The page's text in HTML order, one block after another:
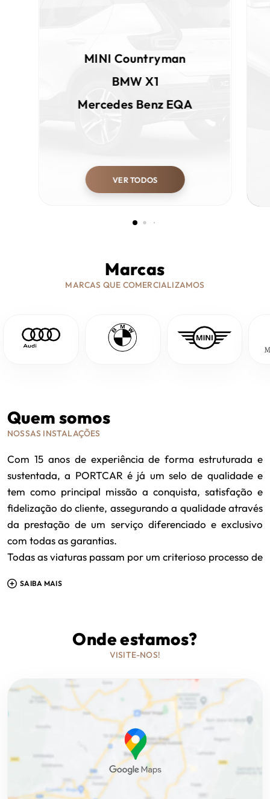
MINI Countryman
BMW X1
Mercedes Benz EQA
VER TODOS
Marcas
MARCAS QUE COMERCIALIZAMOS
Quem somos
NOSSAS INSTALAÇÕES
Com 15 anos de experiência de forma estruturada e
sustentada, a PORTCAR é já um selo de qualidade e
tem como principal missão a conquista, satisfação e
fidelização do cliente, assegurando a qualidade através
da prestação de um serviço diferenciado e exclusivo
com todas as garantias.
Todas as viaturas passam por um criterioso processo de
venda, de forma a podermos garantir a máxima
SAIBA MAIS
Onde estamos?
VISITE-NOS!